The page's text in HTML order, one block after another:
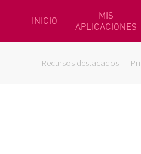
INICIO
MIS
APLICACIONES
Recursos destacados